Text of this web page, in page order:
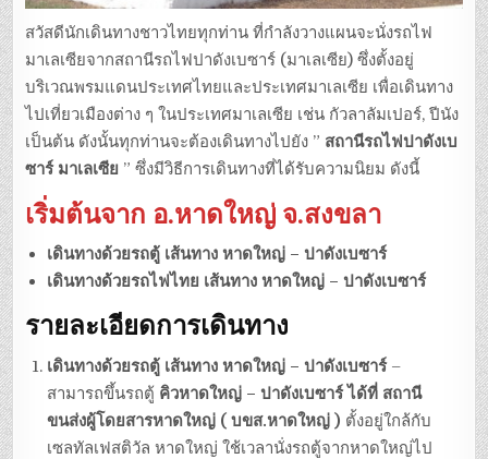
สวัสดีนักเดินทางชาวไทยทุกท่าน ที่กำลังวางแผนจะนั่งรถไฟ
มาเลเซียจากสถานีรถไฟปาดังเบซาร์ (มาเลเซีย) ซึ่งตั้งอยู่
บริเวณพรมแดนประเทศไทยและประเทศมาเลเซีย เพื่อเดินทาง
ไปเที่ยวเมืองต่าง ๆ ในประเทศมาเลเซีย เช่น กัวลาลัมเปอร์, ปีนัง
เป็นต้น ดังนั้นทุกท่านจะต้องเดินทางไปยัง ” สถานีรถไฟปาดังเบ
ซาร์ มาเลเซีย ” ซึ่งมีวิธีการเดินทางที่ได้รับความนิยม ดังนี้
เริ่มต้นจาก อ.หาดใหญ่ จ.สงขลา
เดินทางด้วยรถตู้ เส้นทาง หาดใหญ่ – ปาดังเบซาร์
เดินทางด้วยรถไฟไทย เส้นทาง หาดใหญ่ – ปาดังเบซาร์
รายละเอียดการเดินทาง
เดินทางด้วยรถตู้ เส้นทาง หาดใหญ่ – ปาดังเบซาร์–
สามารถขึ้นรถตู้ คิวหาดใหญ่ – ปาดังเบซาร์ ได้ที่ สถานี
ขนส่งผู้โดยสารหาดใหญ่ ( บขส.หาดใหญ่ ) ตั้งอยู่ใกล้กับ
เซลทัลเฟสติวัล หาดใหญ่ ใช้เวลานั่งรถตู้จากหาดใหญ่ไป